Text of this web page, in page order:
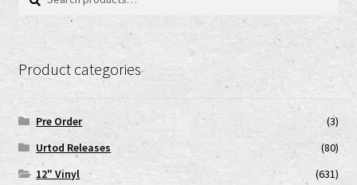
Product categories
Pre Order
(3)
Urtod Releases
(80)
12" Vinyl
(631)